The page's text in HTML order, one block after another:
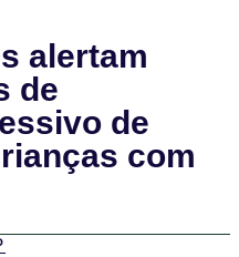
alertam
de
de
com